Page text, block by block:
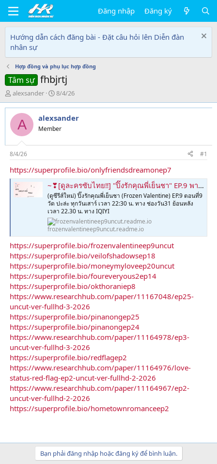
Đăng nhập Đăng ký
Hướng dẫn cách đăng bài - Đặt câu hỏi lên Diễn đàn
nhân sự
Hợp đồng và phụ lục hợp đồng
Tâm sự fhbjrtj
T
h
r
e
d
s
t
a
r
t
alexsander
N
g
à
y
g
i
8/4/26
A alexsander
Member
8/4/26 #1
https://superprofile.bio/onlyfriendsdreamonep7
~❣[ดูละครซับไทย‼️] "ปิ๊งรักคุณพี่เย็นชา" EP.9 พากย์ไทย/ซับไทย แบบ UNCUT VER ย้อนหลัง ดูฟรี FULL/HD ตอนที่ 9 ดูฟรีครบทุกฉาก ออนไลน์เต็มเรื่อง 2026
(ดูซีรีส์ใหม่) ปิ๊งรักคุณพี่เย็นชา (Frozen Valentine) EP.9 ตอนที่9
วัด ปะล่ะ ทุกวันเสาร์ เวลา 22:30 น. ทาง ช่องวัน31 ย้อนหลัง
เวลา 22.30 น. ทาง IQIYI
frozenvalentineep9uncut.readme.io
https://superprofile.bio/frozenvalentineep9uncut
https://superprofile.bio/veilofshadowsep18
https://superprofile.bio/moneymyloveep20uncut
https://superprofile.bio/foureveryous2ep14
https://superprofile.bio/okthoraniep8
https://www.researchhub.com/paper/11167048/ep25-
uncut-ver-fullhd-3-2026
https://superprofile.bio/pinanongep25
https://superprofile.bio/pinanongep24
https://www.researchhub.com/paper/11164978/ep3-
uncut-ver-fullhd-3-2026
https://superprofile.bio/redflagep2
https://www.researchhub.com/paper/11164976/love-
status-red-flag-ep2-uncut-ver-fullhd-2-2026
https://www.researchhub.com/paper/11164967/ep2-
uncut-ver-fullhd-2-2026
https://superprofile.bio/hometownromanceep2
Bạn phải đăng nhập hoặc đăng ký để bình luận.